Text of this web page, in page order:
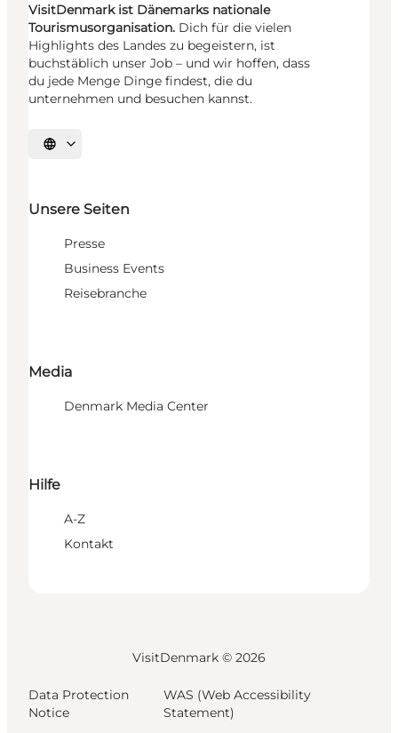
VisitDenmark ist Dänemarks nationale
Tourismusorganisation. Dich für die vielen
Highlights des Landes zu begeistern, ist
buchstäblich unser Job – und wir hoffen, dass
du jede Menge Dinge findest, die du
unternehmen und besuchen kannst.
Sprache auswählen
Unsere Seiten
Presse
Business Events
Reisebranche
Media
Denmark Media Center
Hilfe
A-Z
Kontakt
VisitDenmark © 2026
Data Protection
Notice
WAS (Web Accessibility
Statement)